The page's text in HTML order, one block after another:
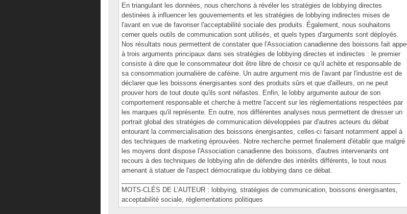
En triangulant les données, nous cherchons à révéler les stratégies de lobbying directes
destinées à influencer les gouvernements et les stratégies de lobbying indirectes mises de
l'avant en vue de favoriser l'acceptabilité sociale des produits. Également, nous souhaitons
cerner quels outils de communication sont utilisés, et quels types d'arguments sont déployés.
Nos résultats nous permettent de constater que l'Association canadienne des boissons fait appel
à trois arguments principaux dans ses stratégies de lobbying directes et indirectes : le premier
consiste à dire que le consommateur doit être libre de choisir ce qu'il achète et responsable de
sa consommation journalière de caféine. Un autre argument mis de l'avant par l'industrie est de
déclarer que les boissons énergisantes sont des produits sûrs et que d'ailleurs, on ne peut
prouver hors de tout doute qu'ils sont néfastes. Enfin, le lobby argumente autour de son
comportement responsable et cherche à mettre l'accent sur les réglementations respectées par
les marques qu'il représente. En outre, nos différentes analyses nous permettent de dresser un
portrait global des stratégies de communication développées par d'autres acteurs du débat
entourant la commercialisation des boissons énergisantes, celles-ci faisant notamment appel à
des techniques de marketing éprouvées. Notre recherche permet finalement d'établir que malgré
les moyens dont dispose l'Association canadienne des boissons, d'autres intervenants ont
recours à des techniques de lobbying afin de défendre des intérêts différents, le tout nous
amenant à statuer de l'aspect démocratique du lobbying dans ce débat.
MOTS-CLÉS DE L’AUTEUR : lobbying, stratégies de communication, boissons énergisantes,
acceptabilité sociale, réglementations politiques